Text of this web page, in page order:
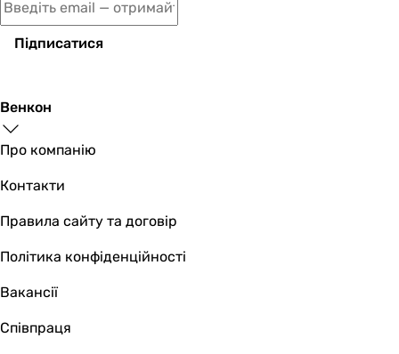
Raifil Grando Premium 5+ з насосом
12 662
10 327 грн
Підписатися
Венкон
Про компанію
Контакти
Правила сайту та договір
Політика конфіденційності
Вакансії
Співпраця